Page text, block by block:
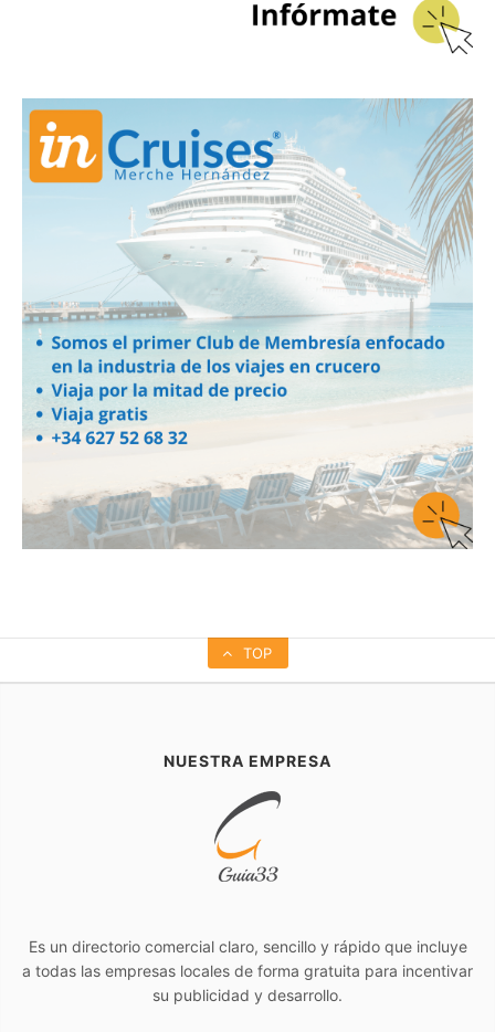
TOP
NUESTRA EMPRESA
Es un directorio comercial claro, sencillo y rápido que incluye
a todas las empresas locales de forma gratuita para incentivar
su publicidad y desarrollo.